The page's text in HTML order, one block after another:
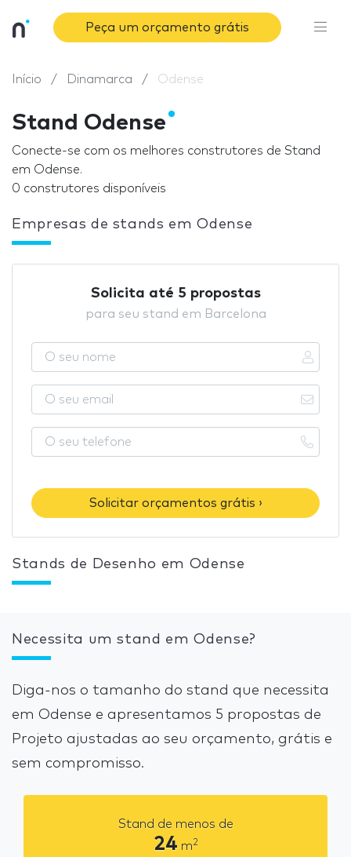
Peça um orçamento grátis
Início Dinamarca Odense
Stand Odense
Conecte-se com os melhores construtores de Stand
em Odense.
0 construtores disponíveis
Empresas de stands em Odense
Solicita até 5 propostas
para seu stand em Barcelona
Solicitar orçamentos grátis ›
Stands de Desenho em Odense
Necessita um stand em Odense?
Diga-nos o tamanho do stand que necessita
em Odense e apresentamos 5 propostas de
Projeto ajustadas ao seu orçamento, grátis e
sem compromisso.
Stand de menos de
24 m2